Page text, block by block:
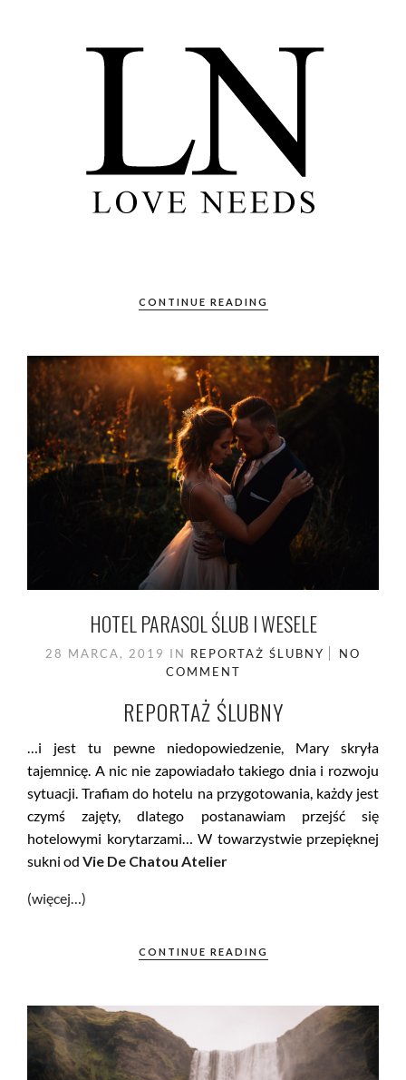
CONTINUE READING
HOTEL PARASOL ŚLUB I WESELE
28 MARCA, 2019 IN REPORTAŻ ŚLUBNY
NO
COMMENT
REPORTAŻ ŚLUBNY
…i jest tu pewne niedopowiedzenie, Mary skryła
tajemnicę. A nic nie zapowiadało takiego dnia i rozwoju
sytuacji. Trafiam do hotelu na przygotowania, każdy jest
czymś zajęty, dlatego postanawiam przejść się
hotelowymi korytarzami… W towarzystwie przepięknej
sukni od Vie De Chatou Atelier
(więcej…)
CONTINUE READING